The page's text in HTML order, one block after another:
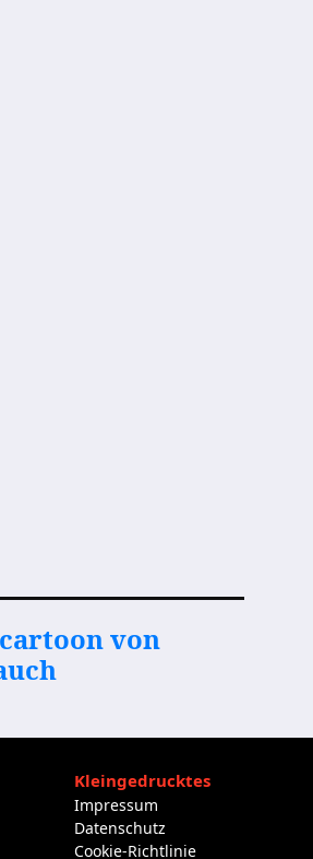
von
Kleingedrucktes
Impressum
Datenschutz
Cookie-Richtlinie